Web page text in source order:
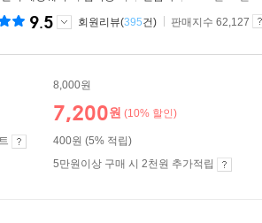
9.5 회원리뷰(395건) 판매지수 62,127
8,000원
7,200원 (10% 할인)
400원 (5% 적립)
5만원이상 구매 시 2천원 추가적립